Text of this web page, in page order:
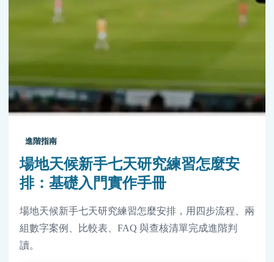
進階指南
場地天候新手七天研究練習怎麼安
排：基礎入門實作手冊
場地天候新手七天研究練習怎麼安排，用四步流程、兩
組數字案例、比較表、FAQ 與查核清單完成進階判
讀。